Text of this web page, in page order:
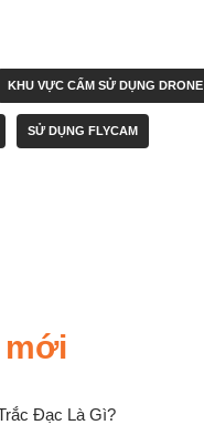
er e
dI
n
KHU VỰC CẤM SỬ DỤNG DRONE
SỬ DỤNG FLYCAM
mới
Đạc Là Gì?